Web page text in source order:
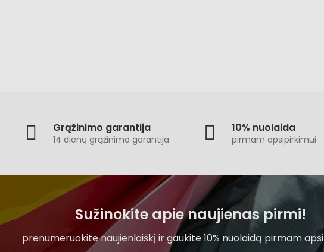
Grąžinimo garantija
14 dienų grąžinimo garantija
10% nuolaida
pirmam apsipirkimui
Sužinokite apie naujienas pirmi!
prenumeruokite naujienlaiškį ir gaukite 10% nuolaidą pirmam